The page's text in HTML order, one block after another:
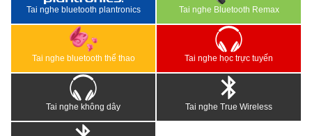
Tai nghe bluetooth plantronics Tai nghe Bluetooth Remax
Tai nghe bluetooth thể thao Tai nghe học trực tuyến
Tai nghe không dây Tai nghe True Wireless